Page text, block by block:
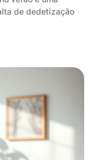
de dedetização